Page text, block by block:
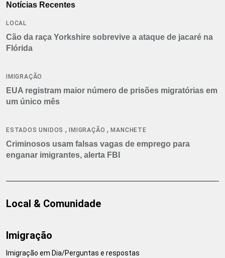
Notícias Recentes
LOCAL
Cão da raça Yorkshire sobrevive a ataque de jacaré na
Flórida
IMIGRAÇÃO
EUA registram maior número de prisões migratórias em
um único mês
ESTADOS UNIDOS , IMIGRAÇÃO ,MANCHETE
Criminosos usam falsas vagas de emprego para
enganar imigrantes, alerta FBI
Local & Comunidade
Imigração
Imigração em Dia/Perguntas e respostas